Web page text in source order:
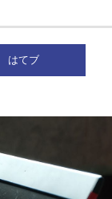
はてブ